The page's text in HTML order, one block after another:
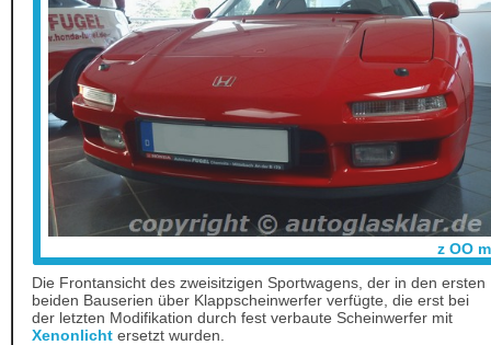
z OO m
Die Frontansicht des zweisitzigen Sportwagens, der in den ersten
beiden Bauserien über Klappscheinwerfer verfügte, die erst bei
der letzten Modifikation durch fest verbaute Scheinwerfer mit
Xenonlicht ersetzt wurden.